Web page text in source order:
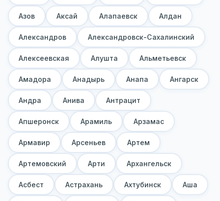
Азов Аксай Алапаевск Алдан
Александров Александровск-Сахалинский
Алексеевская Алушта Альметьевск
Амадора Анадырь Анапа Ангарск
Андра Анива Антрацит
Апшеронск Арамиль Арзамас
Армавир Арсеньев Артем
Артемовский Арти Архангельск
Асбест Астрахань Ахтубинск Аша